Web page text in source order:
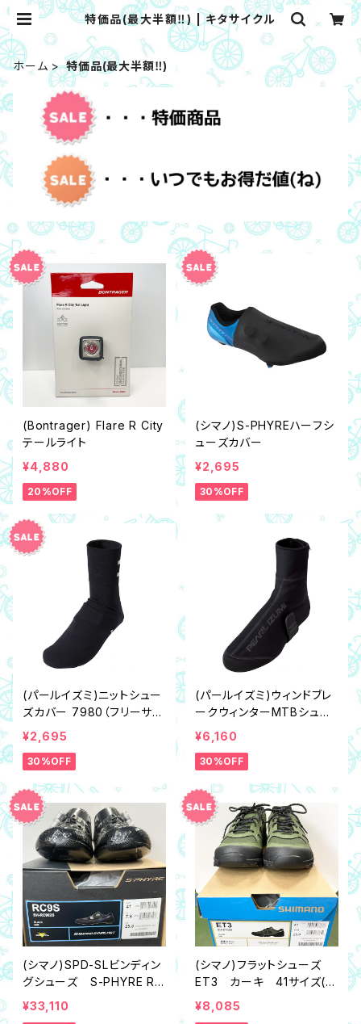
特価品(最大半額‼) | キタサイクル
ホーム 特価品(最大半額‼)
(Bontrager) Flare R City
テールライト
¥4,880
20%OFF
(シマノ)S-PHYREハーフシ
ューズカバー
¥2,695
30%OFF
(パールイズミ)ニットシュー
ズカバー 7980（フリーサイ
ズ）ブラック
¥2,695
30%OFF
(パールイズミ)ウィンドブレ
ークウィンターMTBシュー
ズカバー 7195（Mサイズ/2
4～25.5cm相当）
¥6,160
30%OFF
(シマノ)SPD-SLビンディン
グシューズ S-PHYRE RC
902S オーロラ 41サイ
ズ(25.8cm相当)
¥33,110
(シマノ)フラットシューズ
ET3 カーキ 41サイズ(2
5.8cm相当)
¥8,085